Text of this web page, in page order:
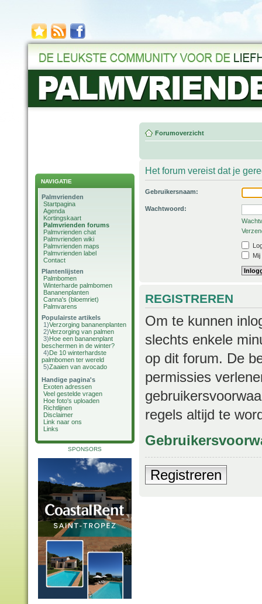
NAVIGATIE
Palmvrienden
Startpagina
Agenda
Kortingskaart
Palmvrienden forums
Palmvrienden chat
Palmvrienden wiki
Palmvrienden maps
Palmvrienden label
Contact
Plantenlijsten
Palmbomen
Winterharde palmbomen
Bananenplanten
Canna's (bloemriet)
Palmvarens
Populairste artikels
1)Verzorging bananenplanten
2)Verzorging van palmen
3)Hoe een bananenplant
beschermen in de winter?
4)De 10 winterhardste
palmbomen ter wereld
5)Zaaien van avocado
Handige pagina's
Exoten adressen
Veel gestelde vragen
Hoe foto's uploaden
Richtlijnen
Disclaimer
Link naar ons
Links
SPONSORS
Forumoverzicht
Het forum vereist dat je
Gebruikersnaam:
Wachtwoord:
REGISTREREN
Om te kunnen
slechts enkele
op dit forum. De
permissies
regels altijd te
Registreren